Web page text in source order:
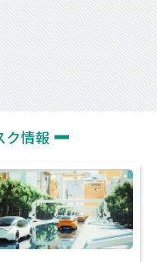
ク情報